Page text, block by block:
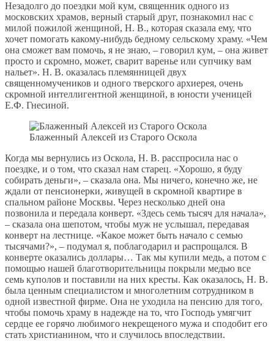
Незадолго до поездки мой кум, священник одного из
московских храмов, верный старый друг, познакомил нас с
милой пожилой женщиной, Н. В., которая сказала ему, что
хочет помогать какому-нибудь бедному сельскому храму. «Чем
она сможет вам помочь, я не знаю, – говорил кум, – она живет
просто и скромно, может, сварит варенье или супчику вам
нальет». Н. В. оказалась племянницей двух
священномучеников и одного тверского архиерея, очень
скромной интеллигентной женщиной, в юности ученицей
Е.Ф. Гнесиной.
Блаженный Алексей из Старого Оскола
Когда мы вернулись из Оскола, Н. В. расспросила нас о
поездке, и о том, что сказал нам старец. «Хорошо, я буду
собирать деньги», – сказала она. Мы ничего, конечно же, не
ждали от пенсионерки, живущей в скромной квартире в
спальном районе Москвы. Через несколько дней она
позвонила и передала конверт. «Здесь семь тысяч для начала»,
– сказала она шепотом, чтобы муж не услышал, передавая
конверт на лестнице. «Какое может быть начало с семью
тысячами?», – подумал я, поблагодарил и распрощался. В
конверте оказались доллары… Так мы купили медь, а потом с
помощью нашей благотворительницы покрыли медью все
семь куполов и поставили на них кресты. Как оказалось, Н. В.
была ценным специалистом и многолетним сотрудником в
одной известной фирме. Она не уходила на пенсию для того,
чтобы помочь храму в надежде на то, что Господь умягчит
сердце ее горячо любимого некрещеного мужа и сподобит его
стать христианином, что и случилось впоследствии.